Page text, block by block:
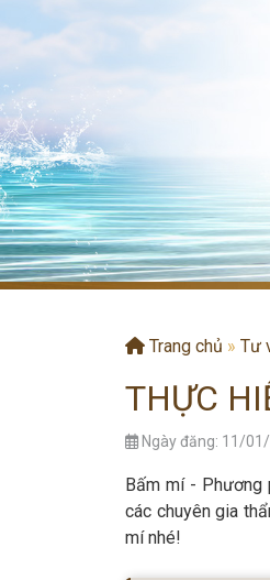
Trang chủ » Tư
THỰC
Ngày đăng: 11/
Bấm mí - Phương
các chuyên gia
mí nhé!